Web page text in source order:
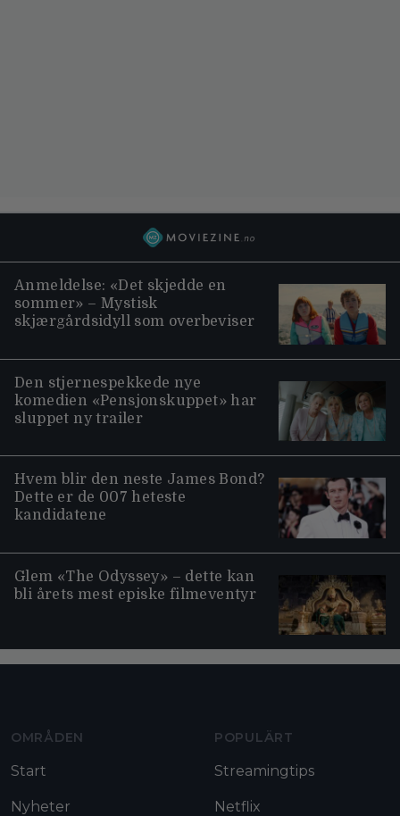
Anmeldelse: «Det skjedde en
sommer» – Mystisk
skjærgårdsidyll som overbeviser
Den stjernespekkede nye
komedien «Pensjonskuppet» har
sluppet ny trailer
Hvem blir den neste James Bond?
Dette er de 007 heteste
kandidatene
Glem «The Odyssey» – dette kan
bli årets mest episke filmeventyr
OMRÅDEN
Start
Nyheter
POPULÄRT
Streamingtips
Netflix